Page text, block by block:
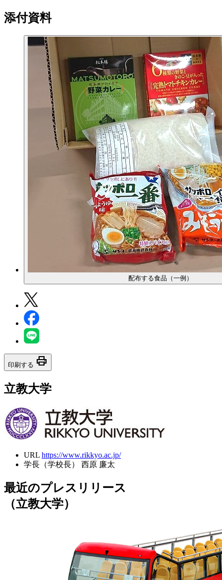
添付資料
配布する食品（一例）
印刷する print
立教大学
URL https://www.rikkyo.ac.jp/
学長（学校長）
西原 廉太
最近のプレスリリース
（立教大学）